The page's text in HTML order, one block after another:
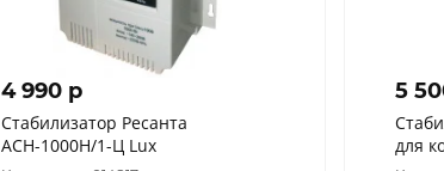
4 990 p
Стабилизатор Ресанта
АСН-1000Н/1-Ц Lux
5
для